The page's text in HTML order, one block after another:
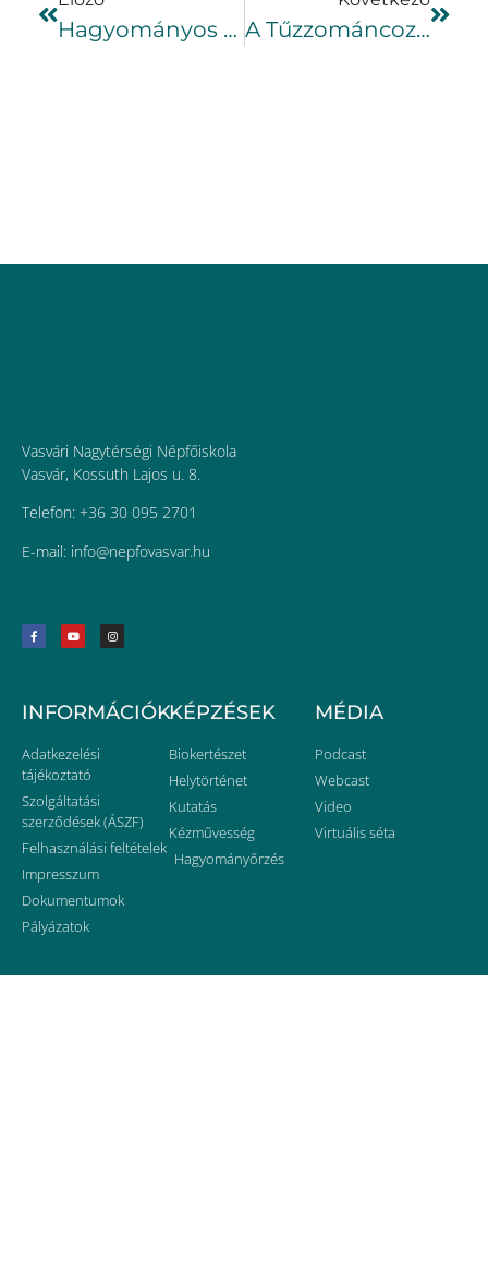
Hagyományos Magyar Cukrászat A Tűzzománcozás Alapjai
Vasvári Nagytérségi Népfőiskola
Vasvár, Kossuth Lajos u. 8.
Telefon: +36 30 095 2701
E-mail: uh.ravsavofpen@ofni
INFORMÁCIÓK
Adatkezelési
tájékoztató
Szolgáltatási
szerződések (ÁSZF)
Felhasználási feltételek
Impresszum
Dokumentumok
Pályázatok
KÉPZÉSEK
Biokertészet
Helytörténet
Kutatás
Kézművesség
Hagyományőrzés
MÉDIA
Podcast
Webcast
Video
Virtuális séta